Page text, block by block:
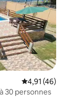
Évaluation
4,91 (46)
30 personnes